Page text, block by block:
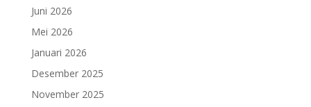
Juni 2026
Mei 2026
Januari 2026
Desember 2025
November 2025